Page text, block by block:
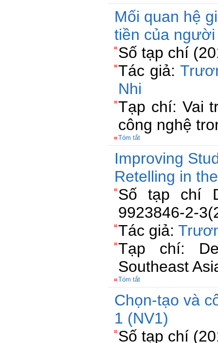
Mối quan hệ
tiền của
Số tạp chí
Tác giả:
Nhi
Tạp chí: Vai
công nghệ
Tóm tắt
Improving
Retelling in
Số tạp chí
9923846-2-
Tác giả:
Tạp chí:
Southeast
Tóm tắt
Chọn-tạo và
1 (NV1)
Số tạp chí